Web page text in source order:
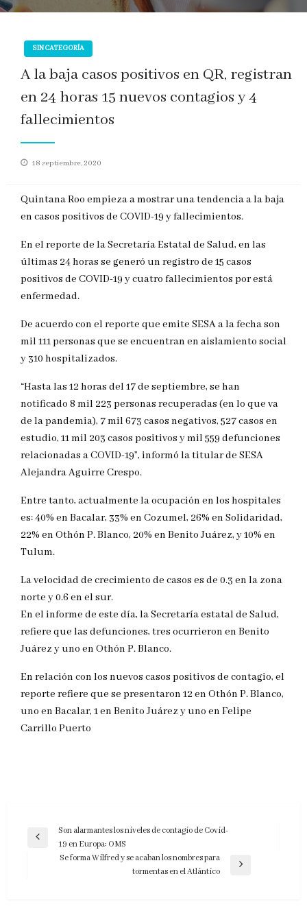
SIN CATEGORÍA
A la baja casos positivos en QR, registran
en 24 horas 15 nuevos contagios y 4
fallecimientos
Publicado
18 septiembre, 2020
Quintana Roo empieza a mostrar una tendencia a la baja
en casos positivos de COVID-19 y fallecimientos.
En el reporte de la Secretaría Estatal de Salud, en las
últimas 24 horas se generó un registro de 15 casos
positivos de COVID-19 y cuatro fallecimientos por está
enfermedad.
De acuerdo con el reporte que emite SESA a la fecha son
mil 111 personas que se encuentran en aislamiento social
y 310 hospitalizados.
“Hasta las 12 horas del 17 de septiembre, se han
notificado 8 mil 223 personas recuperadas (en lo que va
de la pandemia), 7 mil 673 casos negativos, 527 casos en
estudio, 11 mil 203 casos positivos y mil 559 defunciones
relacionadas a COVID-19”, informó la titular de SESA
Alejandra Aguirre Crespo.
Entre tanto, actualmente la ocupación en los hospitales
es: 40% en Bacalar, 33% en Cozumel, 26% en Solidaridad,
22% en Othón P. Blanco, 20% en Benito Juárez, y 10% en
Tulum.
La velocidad de crecimiento de casos es de 0.3 en la zona
norte y 0.6 en el sur.
En el informe de este día, la Secretaría estatal de Salud,
refiere que las defunciones, tres ocurrieron en Benito
Juárez y uno en Othón P. Blanco.
En relación con los nuevos casos positivos de contagio, el
reporte refiere que se presentaron 12 en Othón P. Blanco,
uno en Bacalar, 1 en Benito Juárez y uno en Felipe
Carrillo Puerto
Navegación
Entrada
Son alarmantes los niveles de contagio de Covid-
19 en Europa: OMS
Se forma Wilfred y se acaban los nombres para
tormentas en el Atlántico